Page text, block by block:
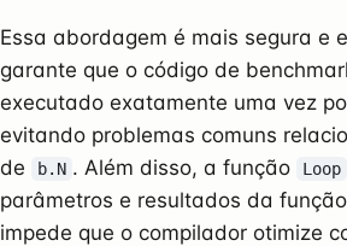
Essa abordagem é mais segura e
garante que o código de
executado exatamente uma vez
evitando problemas comuns
de
b.N . Além disso, a função Loop
parâmetros e resultados da
impede que o compilador otimize